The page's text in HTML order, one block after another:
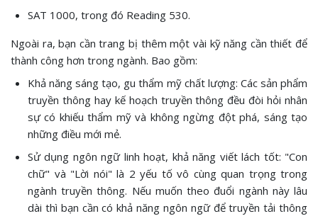
SAT 1000, trong đó Reading 530.
Ngoài ra, bạn cần trang bị thêm một vài kỹ năng cần thiết để
thành công hơn trong ngành. Bao gồm:
Khả năng sáng tạo, gu thẩm mỹ chất lượng: Các sản phẩm
truyền thông hay kế hoạch truyền thông đều đòi hỏi nhân
sự có khiếu thẩm mỹ và không ngừng đột phá, sáng tạo
những điều mới mẻ.
Sử dụng ngôn ngữ linh hoạt, khả năng viết lách tốt: "Con
chữ" và "Lời nói" là 2 yếu tố vô cùng quan trọng trong
ngành truyền thông. Nếu muốn theo đuổi ngành này lâu
dài thì bạn cần có khả năng ngôn ngữ để truyền tải thông